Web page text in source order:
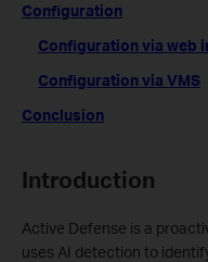
Configuration
Configuration via web
Configuration via VMS
Conclusion
Introduction
Active Defense is a
uses AI detection to